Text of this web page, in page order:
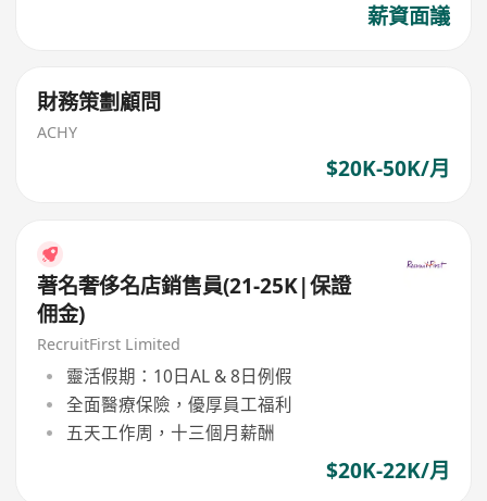
薪資面議
財務策劃顧問
ACHY
$20K-50K/月
著名奢侈名店銷售員(21-25K|保證
佣金)
RecruitFirst Limited
靈活假期：10日AL & 8日例假
全面醫療保險，優厚員工福利
五天工作周，十三個月薪酬
$20K-22K/月